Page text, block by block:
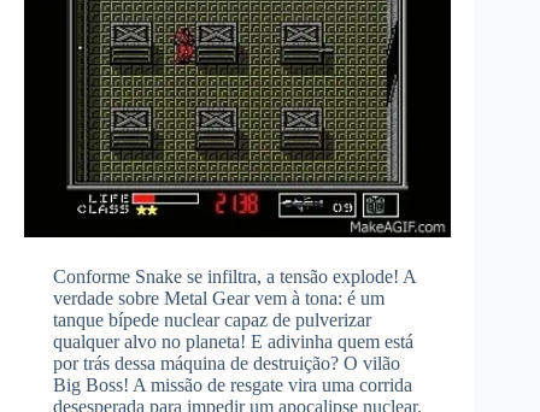
Conforme Snake se infiltra, a tensão explode! A
verdade sobre Metal Gear vem à tona: é um
tanque bípede nuclear capaz de pulverizar
qualquer alvo no planeta! E adivinha quem está
por trás dessa máquina de destruição? O vilão
Big Boss! A missão de resgate vira uma corrida
desesperada para impedir um apocalipse nuclear.